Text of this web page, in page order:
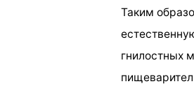
Таким
гнилостных